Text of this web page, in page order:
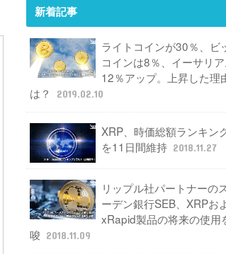
新着記事
ライトコインが30％、ビ
コインは8％、イーサリ
12％アップ。上昇した理
は？
2019.02.10
XRP、時価総額ランキン
を11日間維持 2018.11.27
リップル社パートナーの
ーデン銀行SEB、XRPお
xRapid製品の将来の使用
唆 2018.11.09